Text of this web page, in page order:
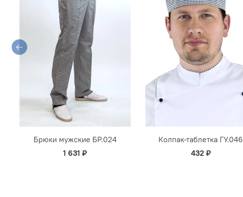
Брюки мужские БР.024
1 631 ₽
Колпак-таблетка ГУ.046
432 ₽